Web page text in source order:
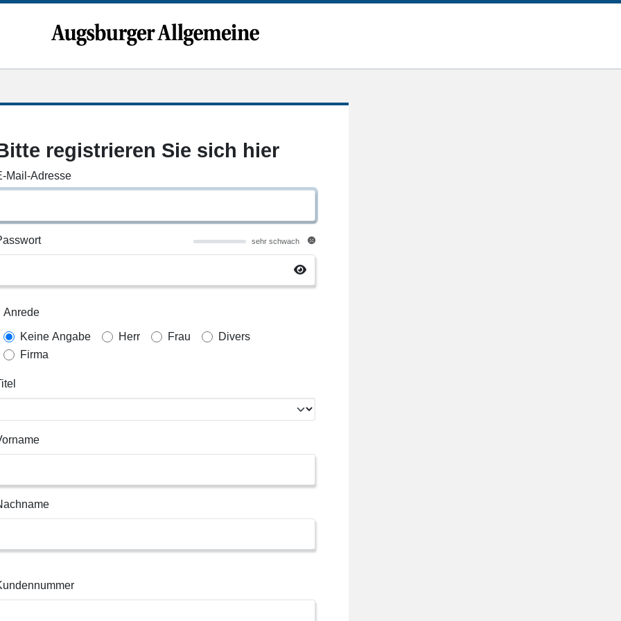
registrieren Sie sich hier
Mail-Adresse
sehr schwach
Anrede
Keine Angabe Herr Frau
Divers
Firma